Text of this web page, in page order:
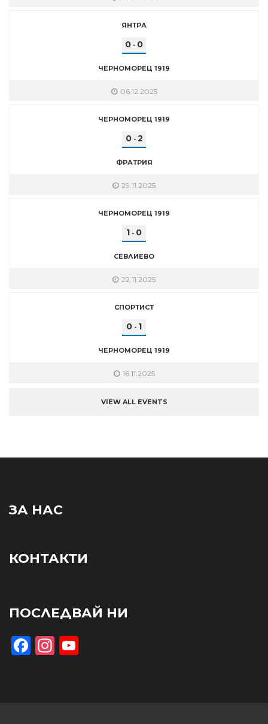
ЯНТРА
0 - 0
ЧЕРНОМОРЕЦ 1919
06.12.2025
ЧЕРНОМОРЕЦ 1919
0- 2
ФРАТРИЯ
29.11.2025
ЧЕРНОМОРЕЦ 1919
1 - 0
СЕВЛИЕВО
22.11.2025
СПОРТИСТ
0 - 1
ЧЕРНОМОРЕЦ 1919
16.11.2025
VIEW ALL EVENTS
ЗА НАС
КОНТАКТИ
ПОСЛЕДВАЙ НИ
Facebook
Instagram